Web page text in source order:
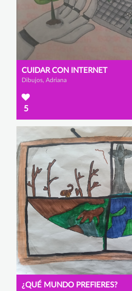
CUIDAR CON INTERNET
Dibujos, Adriana
5
¿QUÉ MUNDO PREFIERES?